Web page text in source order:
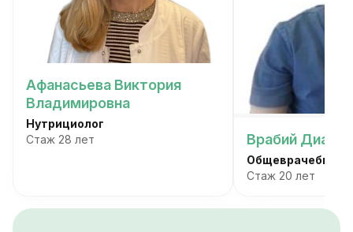
Афанасьева Виктория
Владимировна
Нутрициолог
Стаж 28 лет
Врабий Диана
Общеврачебная
Стаж 20 лет